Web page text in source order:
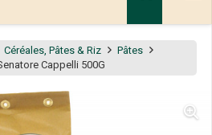
Céréales, Pâtes & Riz
Pâtes
Cappelli 500G